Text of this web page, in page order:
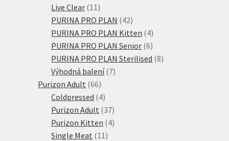
Live Clear 11 11
produktů
PURINA PRO PLAN 4242
produktů
PURINA PRO PLAN Kitten 44
produkty
PURINA PRO PLAN Senior 66
produktů
PURINA PRO PLAN Sterilised 88
Výhodná balení 77
Purizon Adult 6666
produktů
Coldpressed 44
produkty
Purizon Adult 3737
produktů
Purizon Kitten 44
Single Meat 11 11